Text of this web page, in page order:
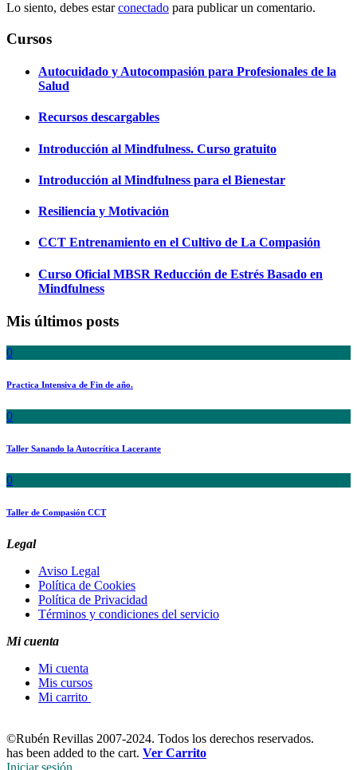
Lo siento, debes estarconectado para publicar un comentario.
Cursos
Autocuidado y Autocompasión para Profesionales de la
Salud
Recursos descargables
Introducción al Mindfulness. Curso gratuito
Introducción al Mindfulness para el Bienestar
Resiliencia y Motivación
CCT Entrenamiento en el Cultivo de La Compasión
Curso Oficial MBSR Reducción de Estrés Basado en
Mindfulness
Mis últimos posts
0
Practica Intensiva de Fin de año.
0
Taller Sanando la Autocrítica Lacerante
0
Taller de Compasión CCT
Legal
Aviso Legal
Política de Cookies
Política de Privacidad
Términos y condiciones del servicio
Mi cuenta
Mi cuenta
Mis cursos
Mi carrito
©Rubén Revillas 2007-2024. Todos los derechos reservados.
has been added to the cart. Ver Carrito
Iniciar sesión